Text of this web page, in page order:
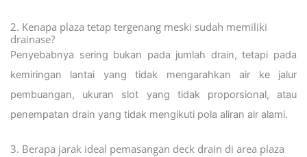
2. Kenapa plaza tetap tergenang meski sudah memiliki
drainase?
Penyebabnya sering bukan pada jumlah drain, tetapi pada
kemiringan lantai yang tidak mengarahkan air ke jalur
pembuangan, ukuran slot yang tidak proporsional, atau
penempatan drain yang tidak mengikuti pola aliran air alami.
3. Berapa jarak ideal pemasangan deck drain di area plaza